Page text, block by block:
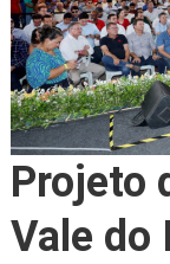
Projeto
Vale do